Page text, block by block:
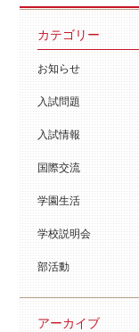
カテゴリー
お知らせ
入試問題
入試情報
国際交流
学園生活
学校説明会
部活動
アーカイブ